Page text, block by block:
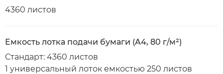
4360 листов
Емкость лотка подачи бумаги (A4, 80 г/м²)
Стандарт: 4360 листов
1 универсальный лоток емкостью 250 листов